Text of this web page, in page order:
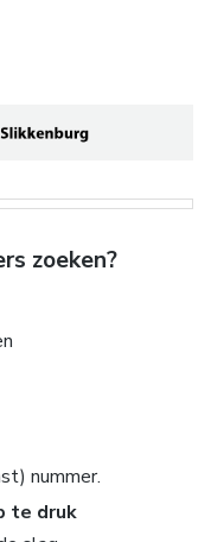
zoeken?
nummer.
te druk